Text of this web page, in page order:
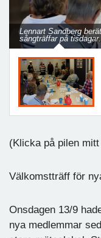
Lennart Sandberg
sångträffar på tisdagar..
(Klicka på pilen
Välkomstträff för
Onsdagen 13/9
nya medlemmar